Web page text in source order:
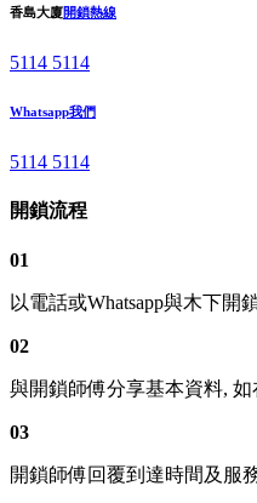
香島大廈開鎖熱線
5114 5114
Whatsapp我們
5114 5114
開鎖流程
01
以電話或Whatsapp與木下開
02
與開鎖師傅分享基本資料,
03
開鎖師傅回覆到達時間及服